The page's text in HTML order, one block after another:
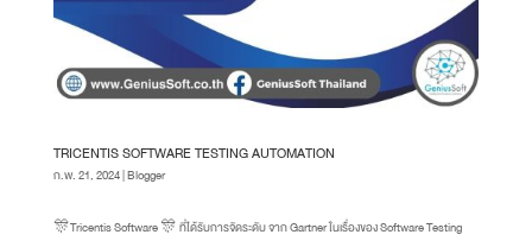
TRICENTIS SOFTWARE TESTING AUTOMATION
ก.พ. 21, 2024|Blogger
🎊Tricentis Software 🎊 ที่ได้รับการจัดระดับ จาก Gartner ในเรื่องของ Software Testing